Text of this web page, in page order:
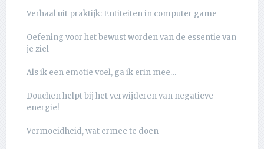
Verhaal uit praktijk: Entiteiten in computer game
Oefening voor het bewust worden van de essentie van
je ziel
Als ik een emotie voel, ga ik erin mee…
Douchen helpt bij het verwijderen van negatieve
energie!
Vermoeidheid, wat ermee te doen